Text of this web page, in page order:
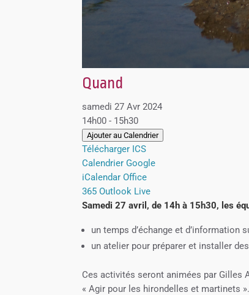
Quand
samedi 27 Avr 2024
14h00 - 15h30
Ajouter au Calendrier
Télécharger ICS
Calendrier Google
iCalendar Office
365 Outlook Live
Samedi 27 avril, de 14h à 15h30, les
un temps d’échange et d’information
un atelier pour préparer et installer
Ces activités seront animées par Gilles
« Agir pour les hirondelles et martinets ».